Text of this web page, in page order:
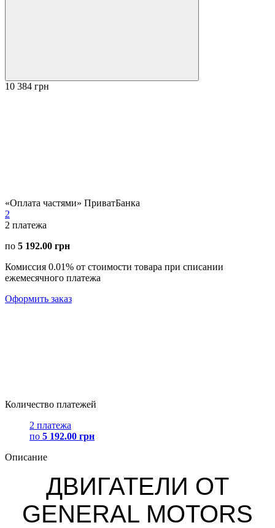
10 384 грн
«Оплата частями» ПриватБанка
2
2 платежа
по 5 192.00 грн
Комиссия 0.01% от стоимости товара при списании
ежемесячного платежа
Оформить заказ
Количество платежей
2 платежа
по 5 192.00 грн
Описание
ДВИГАТЕЛИ ОТ
GENERAL MOTORS